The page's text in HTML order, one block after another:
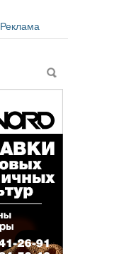
Реклама
Поиск